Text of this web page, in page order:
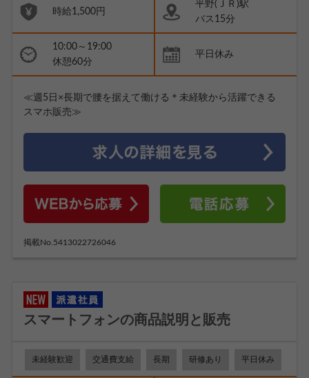
時給1,500円
平野(ＪＲ)駅
バス15分
10:00～19:00
休憩60分
平日休み
≪週5日×長期で腰を据えて働ける＊未経験から活躍できる
スマホ販売≫
掲載No.5413022726046
スマートフォンの商品説明と販売
未経験歓迎 交通費支給 長期 研修あり 平日休み